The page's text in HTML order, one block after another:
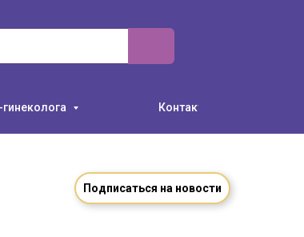
Контакты
Подписаться на новости